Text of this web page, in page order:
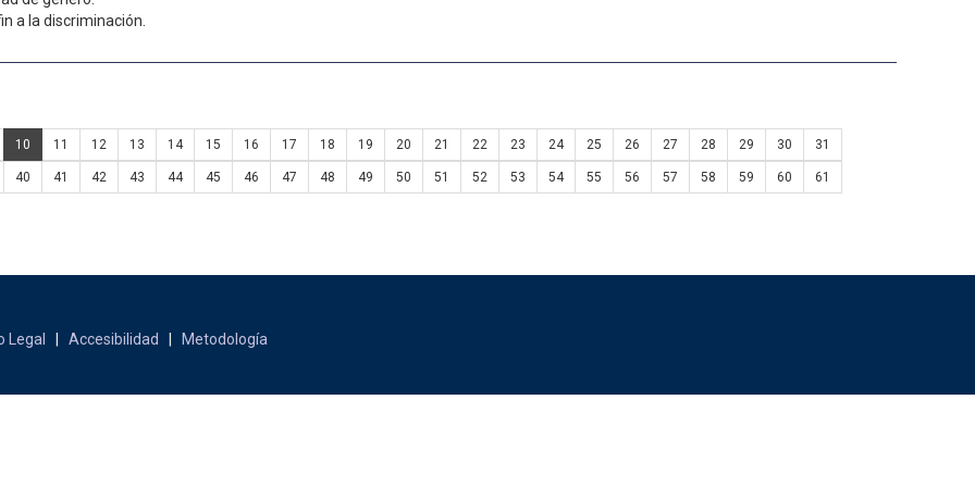
a la discriminación.
10 11 12 13 14 15 16 17 18 19 20 21 22 23 24 25 26 27 28 29 30 31
40 41 42 43 44 45 46 47 48 49 50 51 52 53 54 55 56 57 58 59 60 61
Legal Accesibilidad Metodología